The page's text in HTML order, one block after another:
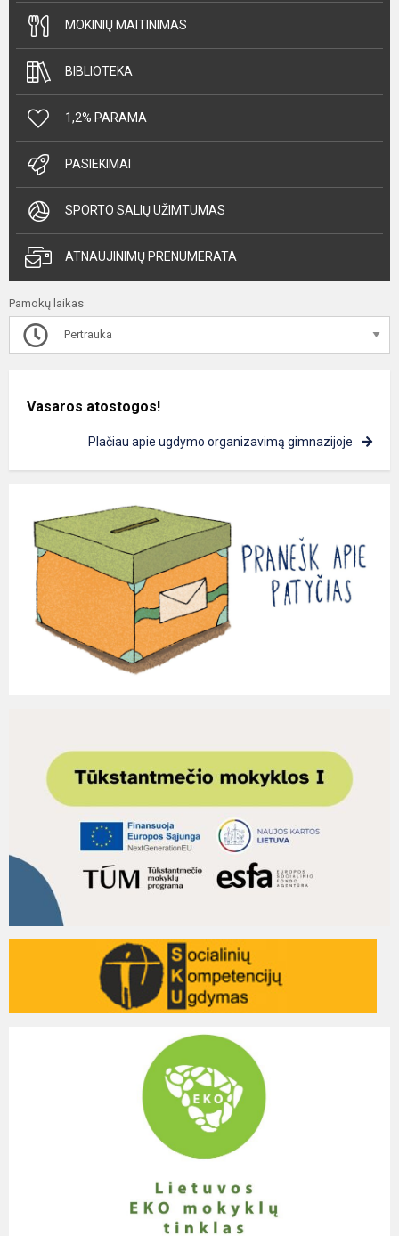
MOKINIŲ MAITINIMAS
BIBLIOTEKA
1,2% PARAMA
PASIEKIMAI
SPORTO SALIŲ UŽIMTUMAS
ATNAUJINIMŲ PRENUMERATA
Pamokų laikas
Pertrauka
Vasaros atostogos!
Plačiau apie ugdymo organizavimą gimnazijoje